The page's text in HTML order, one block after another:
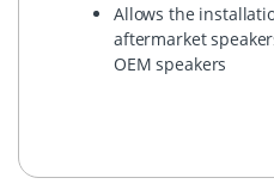
Allows the
aftermarket
OEM speakers